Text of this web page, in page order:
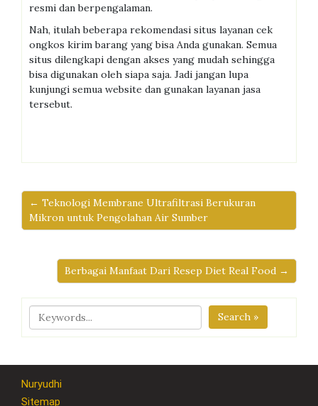
resmi dan berpengalaman.
Nah, itulah beberapa rekomendasi situs layanan cek
ongkos kirim barang yang bisa Anda gunakan. Semua
situs dilengkapi dengan akses yang mudah sehingga
bisa digunakan oleh siapa saja. Jadi jangan lupa
kunjungi semua website dan gunakan layanan jasa
tersebut.
← Teknologi Membrane Ultrafiltrasi Berukuran
Mikron untuk Pengolahan Air Sumber
Berbagai Manfaat Dari Resep Diet Real Food →
Search »
Nuryudhi
Sitemap